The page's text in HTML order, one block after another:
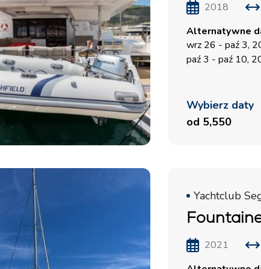
2018
Alternatywne
wrz 26 - paź 3,
paź 3 - paź 10,
Wybierz daty
od 5,550
Yachtclub
2021